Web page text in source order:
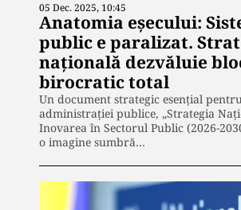
05 Dec. 2025, 10:45
Anatomia eșecului:
public e paralizat.
națională dezvăluie
birocratic total
Un document strategic esențial
administrației publice, „Strategia
Inovarea în Sectorul Public (2026-
o imagine sumbră…